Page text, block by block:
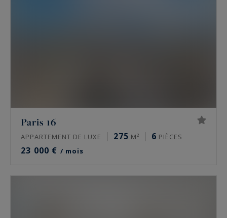
Paris 16
APPARTEMENT DE LUXE 275 M² 6 PIÈCES
23 000 € / mois